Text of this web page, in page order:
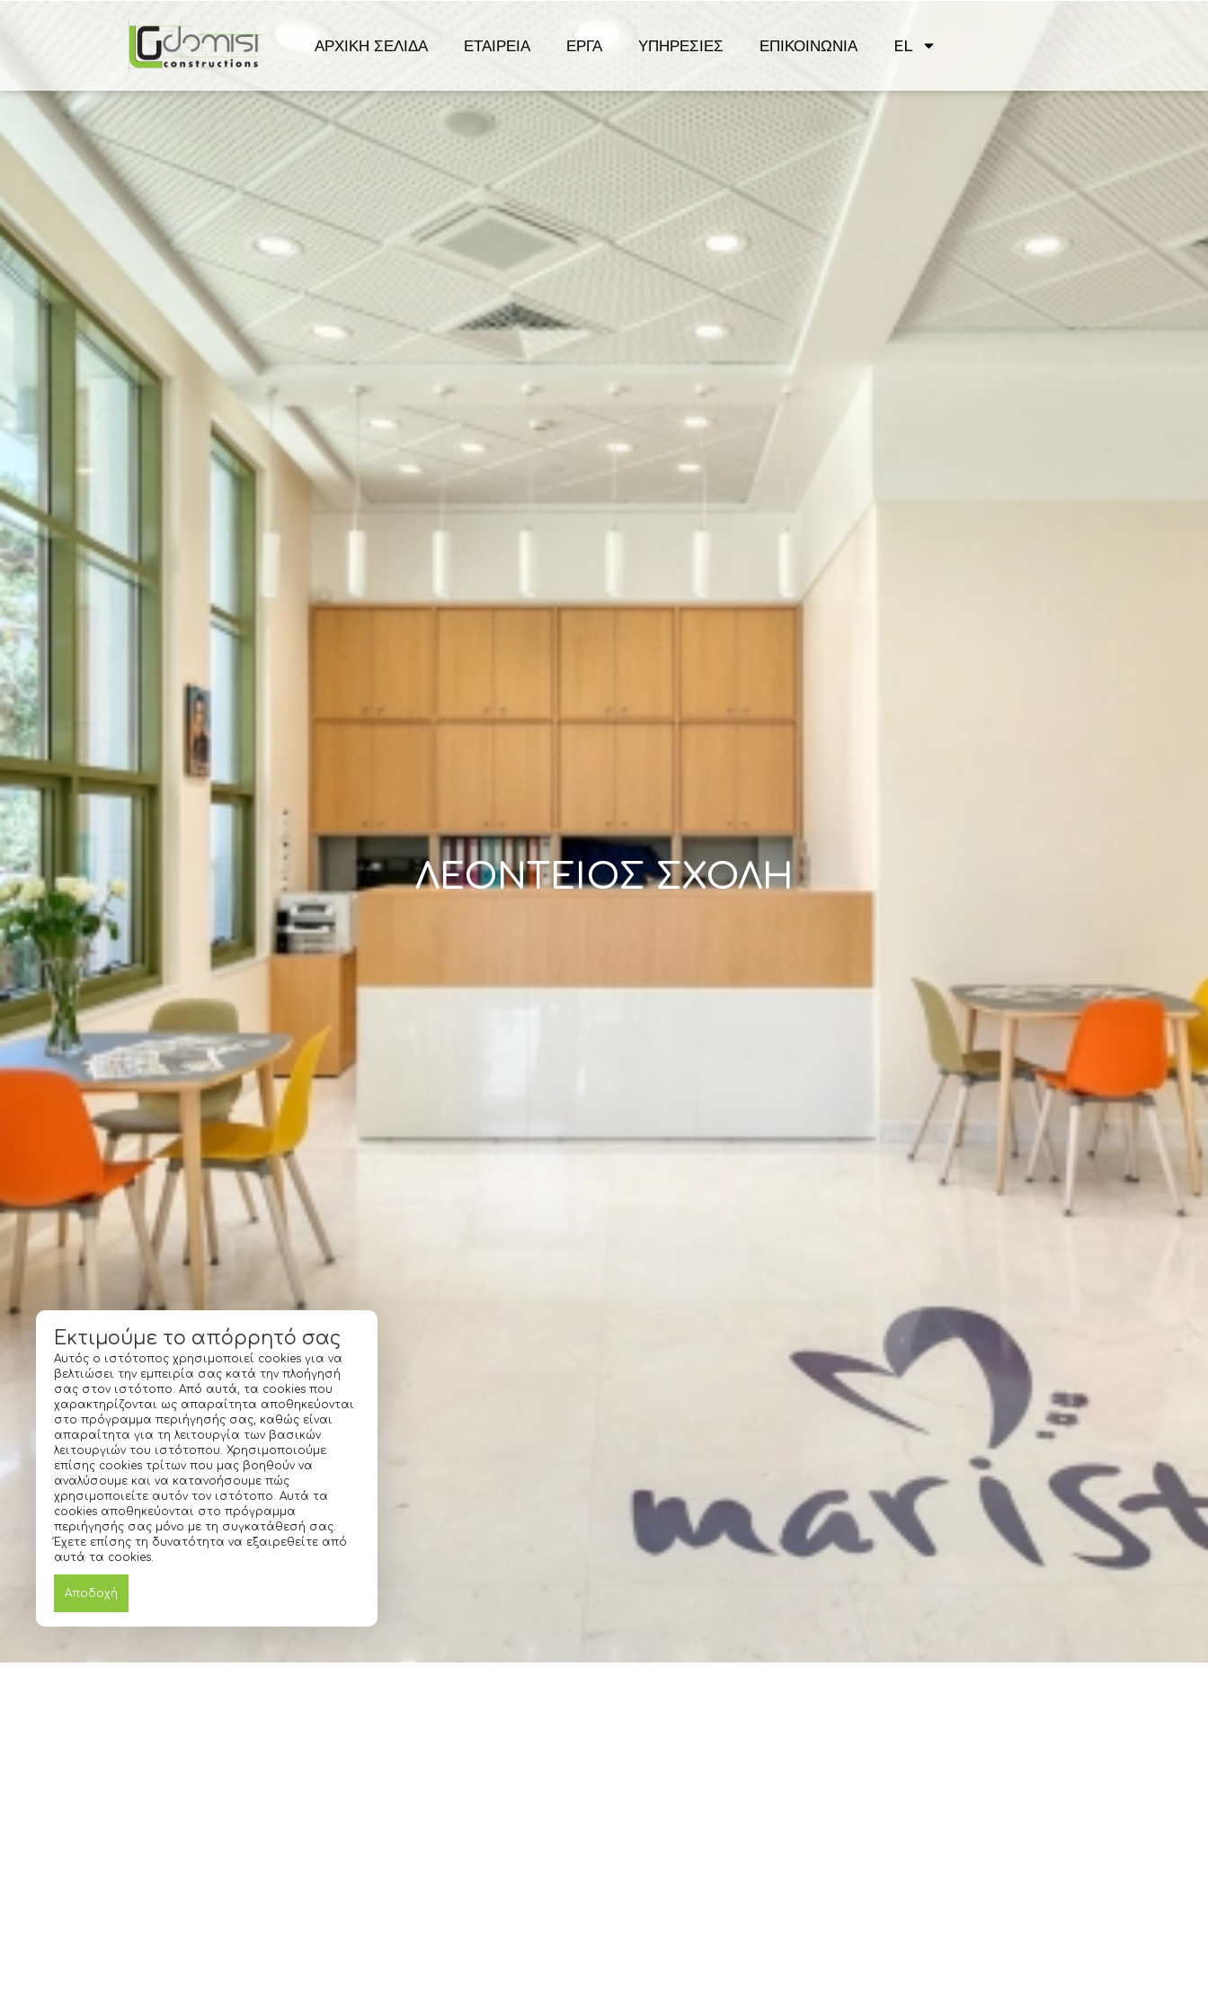
ΑΡΧΙΚΉ ΣΕΛΊΔΑ ΕΤΑΙΡΕΊΑ ΈΡΓΑ ΥΠΗΡΕΣΊΕΣ ΕΠΙΚΟΙΝΩΝΊΑ EL
ΛΕΌΝΤΕΙΟΣ ΣΧΟΛΉ
Εκτιμούμε το απόρρητό σας
Αυτός ο ιστότοπος χρησιμοποιεί cookies για να
βελτιώσει την εμπειρία σας κατά την πλοήγησή
σας στον ιστότοπο. Από αυτά, τα cookies που
χαρακτηρίζονται ως απαραίτητα αποθηκεύονται
στο πρόγραμμα περιήγησής σας, καθώς είναι
απαραίτητα για τη λειτουργία των βασικών
λειτουργιών του ιστότοπου. Χρησιμοποιούμε
επίσης cookies τρίτων που μας βοηθούν να
αναλύσουμε και να κατανοήσουμε πώς
χρησιμοποιείτε αυτόν τον ιστότοπο. Αυτά τα
cookies αποθηκεύονται στο πρόγραμμα
περιήγησής σας μόνο με τη συγκατάθεσή σας.
Έχετε επίσης τη δυνατότητα να εξαιρεθείτε από
αυτά τα cookies.
Αποδοχή